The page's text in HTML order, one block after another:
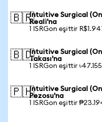
🇧🇷Intuitive Surgical
Reali'na
1 ISRGon eşittir
🇧🇩Intuitive Surgical
Takası'na
1 ISRGon eşittir
🇵🇭Intuitive Surgical
Pezosu'na
1 ISRGon eşittir